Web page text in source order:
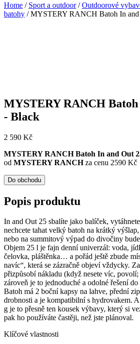
Home / Sport a outdoor/Outdoorové
batohy / MYSTERY RANCH Batoh In
MYSTERY RANCH
- Black
2 590 Kč
MYSTERY RANCH Batoh In and Out
od MYSTERY RANCHza cenu 2590 Kč
Do obchodu
Popis produktu
In and Out 25 sbalíte jako balíček,
nechcete tahat velký batoh na krátký
nebo na summitový výpad do divočiny
Objem 25 l je fajn denní univerzál: voda,
čelovka, pláštěnka… a pořád ještě zbude
navíc“, která se zázračně objeví vždycky.
přizpůsobí nákladu (když nesete víc,
zároveň je to jednoduché a odolné řešení do
Batoh má 2 boční kapsy na lahve, přední
drobnosti a je kompatibilní s hydrovakem.
g je to přesně ten kousek výbavy, který si
pak ho používáte častěji, než jste plánoval.
Klíčové vlastnosti